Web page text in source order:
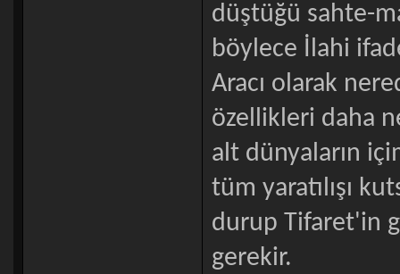
düştüğü sahte-
böylece İlahi
Aracı olarak
özellikleri daha
alt dünyaların
tüm yaratılışı
durup Tifaret'in
gerekir.